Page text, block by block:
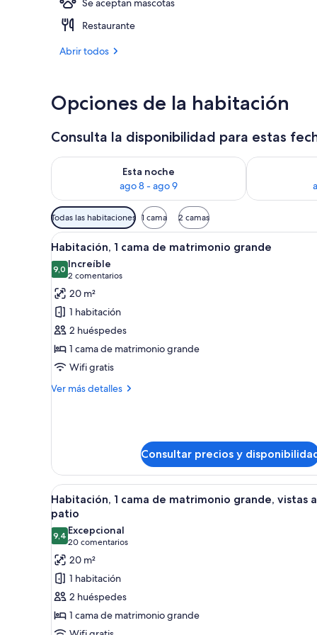
Se aceptan mascotas
Restaurante
Abrir todos
Opciones de la habitación
Consulta la disponibilidad para estas
Esta noche
ago 8 - ago 9
Consulta la disponibilidad para esta noche, ago 8 -
Consulta la
Filtros
disponibles
para
las
habitaciones
Todas las habitaciones 1 cama 2 camas
Abrir
todas
las
fotos
de
Habitación,
1
cama
de
matrimonio
Una habitación de hotel con
9
Habitación, 1 cama de matrimonio grande
9,09,0 de 10
Increíble
2 comentarios
(2 comentarios)
20 m²
1 habitación
2 huéspedes
1 cama de matrimonio grande
Wifi gratis
Ver más detalles
Más
de
matrimonio
grande
Consultar precios y
Abrir
todas
las
fotos
de
Habitación,
cama
de
Una habitación de hotel con
8
Habitación, 1 cama de matrimonio grande, vistas
patio
9,49,4 de 10
Excepcional
20 comentarios
(20 comentarios)
20 m²
1 habitación
2 huéspedes
1 cama de matrimonio grande